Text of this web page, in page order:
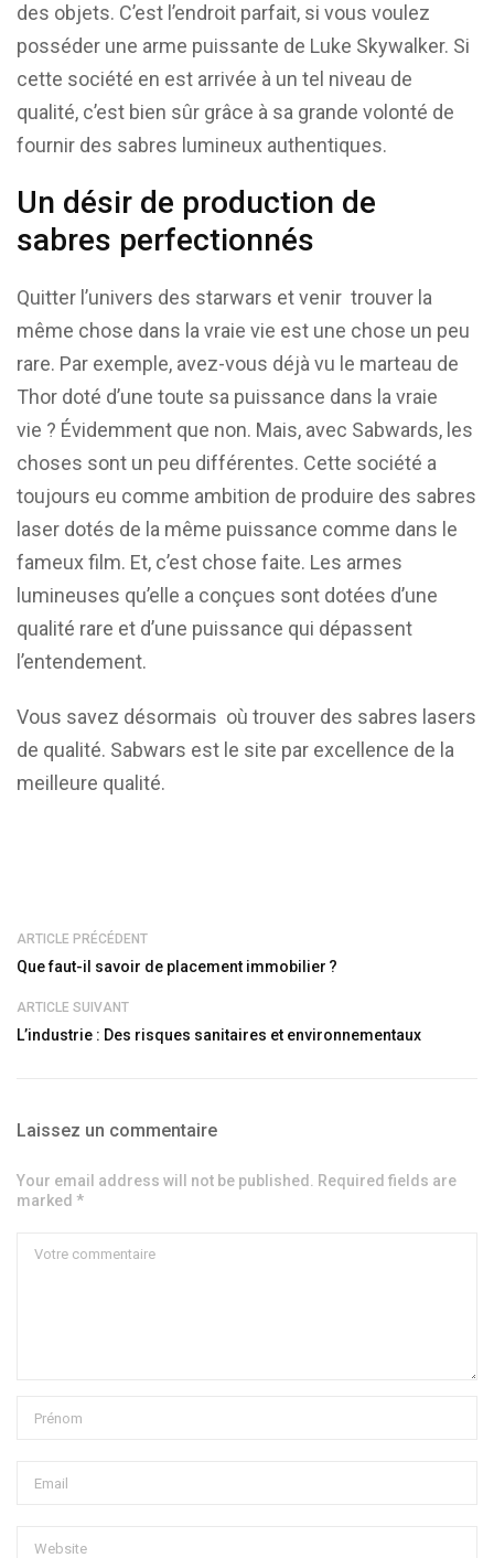
des objets. C’est l’endroit parfait, si vous voulez
posséder une arme puissante de Luke Skywalker. Si
cette société en est arrivée à un tel niveau de
qualité, c’est bien sûr grâce à sa grande volonté de
fournir des sabres lumineux authentiques.
Un désir de production de
sabres perfectionnés
Quitter l’univers des starwars et venir trouver la
même chose dans la vraie vie est une chose un peu
rare. Par exemple, avez-vous déjà vu le marteau de
Thor doté d’une toute sa puissance dans la vraie
vie ? Évidemment que non. Mais, avec Sabwards, les
choses sont un peu différentes. Cette société a
toujours eu comme ambition de produire des sabres
laser dotés de la même puissance comme dans le
fameux film. Et, c’est chose faite. Les armes
lumineuses qu’elle a conçues sont dotées d’une
qualité rare et d’une puissance qui dépassent
l’entendement.
Vous savez désormais où trouver des sabres lasers
de qualité. Sabwars est le site par excellence de la
meilleure qualité.
ARTICLE PRÉCÉDENT
Que faut-il savoir de placement immobilier ?
ARTICLE SUIVANT
L’industrie : Des risques sanitaires et environnementaux
Laissez un commentaire
Your email address will not be published. Required fields are
marked *